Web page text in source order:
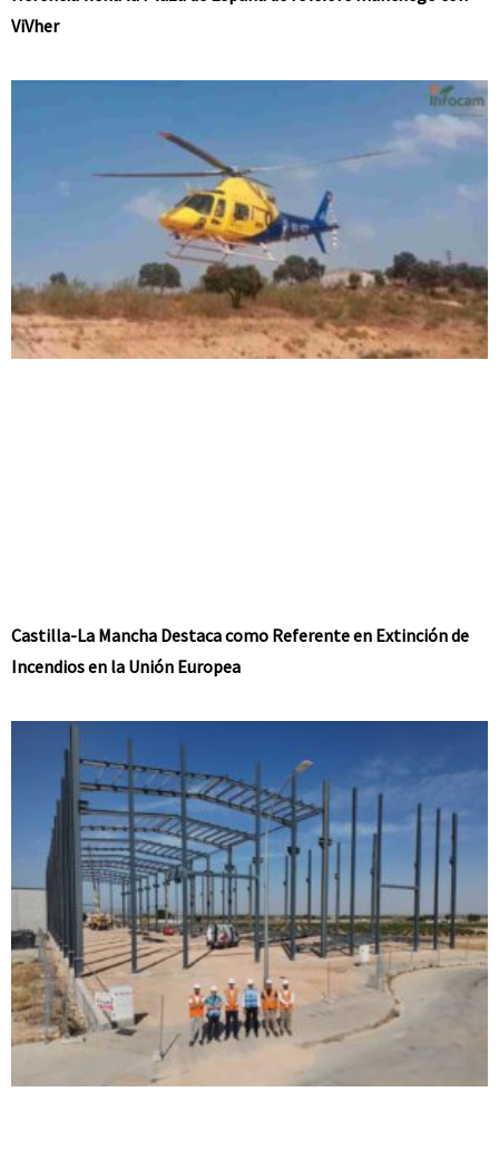
ViVher
Castilla-La Mancha Destaca como Referente en Extinción de
Incendios en la Unión Europea